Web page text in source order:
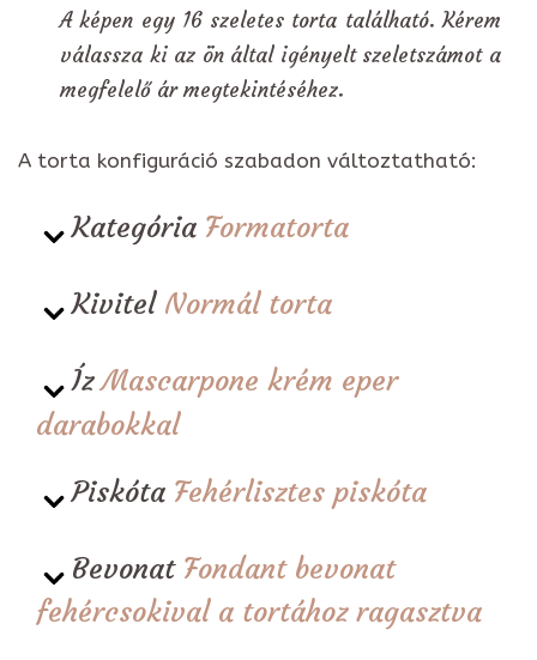
A képen egy 16 szeletes torta található. Kérem
válassza ki az ön által igényelt szeletszámot a
megfelelő ár megtekintéséhez.
A torta konfiguráció szabadon változtatható:
Kategória Formatorta
Kivitel Normál torta
ÍzMascarpone krém eper
darabokkal
Piskóta Fehérlisztes piskóta
Bevonat Fondant bevonat
fehércsokival a tortához ragasztva